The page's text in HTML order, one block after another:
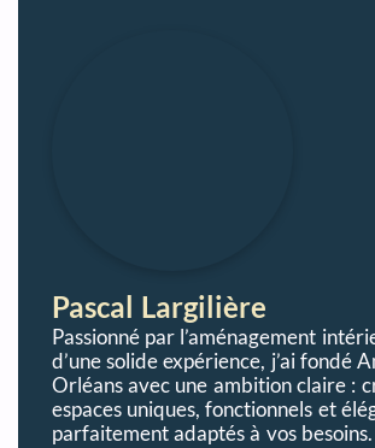
Pascal Largilière
Passionné par l’aménagement
d’une solide expérience, j’ai fondé
Orléans avec une ambition claire :
espaces uniques, fonctionnels et
parfaitement adaptés à vos besoins.